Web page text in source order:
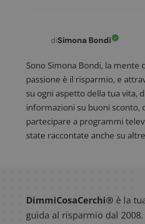
diSimona Bondi
Sono Simona Bondi, la
passione è il risparmio, e
su ogni aspetto della tua vita,
informazioni su buoni sconto,
partecipare a programmi
state raccontate anche su
DimmiCosaCerchi® è la
guida al risparmio dal 2008.